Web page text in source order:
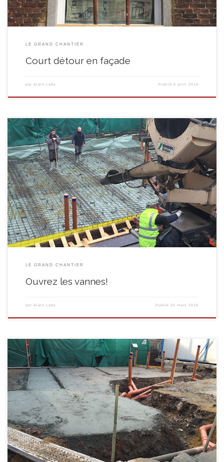
LE GRAND CHANTIER
Court détour en façade
par Alain Laby Publié6 avril 2016
Vendredi 25 mars : on coule la chape!! Si nous nous apprêtons à ouvrir les
vannes des mixeurs à béton, le ciel a quant à lui décidé d’ouvrir ses
propres écluses! La chape sera donc coulée sous la pluie! Débute alors la
valse des mélangeurs …. Il se suivent l’un après […]
LE GRAND CHANTIER
Ouvrez les vannes!
par Alain Laby Publié25 mars 2016
Du 14 au 23 mars : Comme un parfum de Mur de l’Atlantique Les
fondations se parachèvent. On étend le stabilisé… Puis on place le film de
protection et on y dépose les treillis à béton afin d’armer la future chape.
Un vrai travail de capucin pour les stagiaires qui […]